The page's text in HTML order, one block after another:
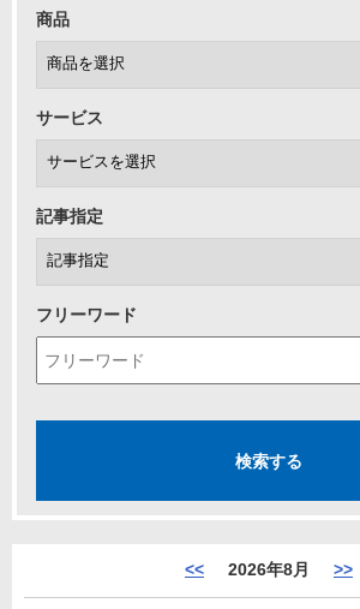
商品
サービス
記事指定
フリーワード
<< 2026年8月 >>